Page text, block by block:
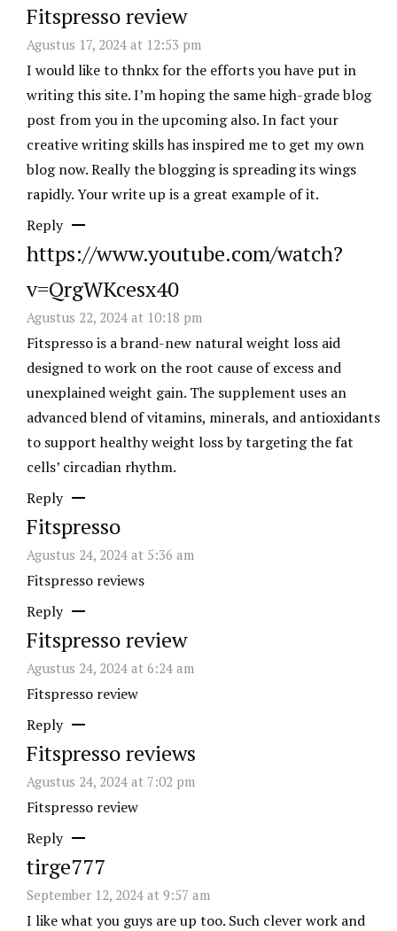
Fitspresso review
Agustus 17, 2024 at 12:53 pm
I would like to thnkx for the efforts you have put in
writing this site. I’m hoping the same high-grade blog
post from you in the upcoming also. In fact your
creative writing skills has inspired me to get my own
blog now. Really the blogging is spreading its wings
rapidly. Your write up is a great example of it.
Reply
https://www.youtube.com/watch?
v=QrgWKcesx40
Agustus 22, 2024 at 10:18 pm
Fitspressois a brand-new natural weight loss aid
designed to work on the root cause of excess and
unexplained weight gain. The supplement uses an
advanced blend of vitamins, minerals, and antioxidants
to support healthy weight loss by targeting the fat
cells’ circadian rhythm.
Reply
Fitspresso
Agustus 24, 2024 at 5:36 am
Fitspresso reviews
Reply
Fitspresso review
Agustus 24, 2024 at 6:24 am
Fitspresso review
Reply
Fitspresso reviews
Agustus 24, 2024 at 7:02 pm
Fitspresso review
Reply
tirge777
September 12, 2024 at 9:57 am
I like what you guys are up too. Such clever work and